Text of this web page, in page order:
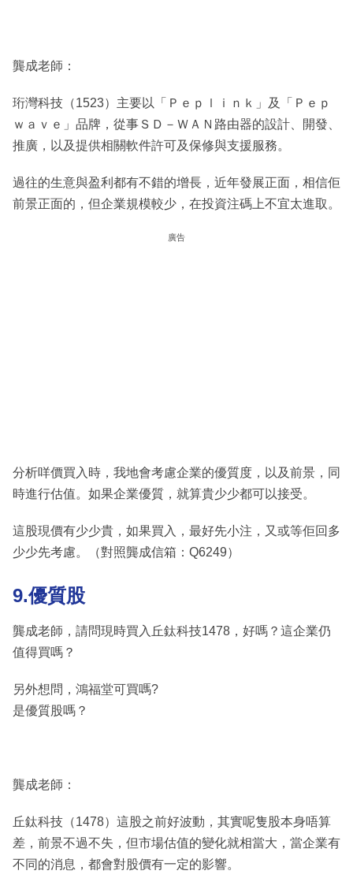
龔成老師：
珩灣科技（1523）主要以「Ｐｅｐｌｉｎｋ」及「Ｐｅｐ
ｗａｖｅ」品牌，從事ＳＤ－ＷＡＮ路由器的設計、開發、
推廣，以及提供相關軟件許可及保修與支援服務。
過往的生意與盈利都有不錯的增長，近年發展正面，相信佢
前景正面的，但企業規模較少，在投資注碼上不宜太進取。
廣告
分析咩價買入時，我地會考慮企業的優質度，以及前景，同
時進行估值。如果企業優質，就算貴少少都可以接受。
這股現價有少少貴，如果買入，最好先小注，又或等佢回多
少少先考慮。（對照龔成信箱：Q6249）
9.優質股
龔成老師，請問現時買入丘鈦科技1478，好嗎？這企業仍
值得買嗎？
另外想問，鴻福堂可買嗎?
是優質股嗎？
龔成老師：
丘鈦科技（1478）這股之前好波動，其實呢隻股本身唔算
差，前景不過不失，但市場估值的變化就相當大，當企業有
不同的消息，都會對股價有一定的影響。